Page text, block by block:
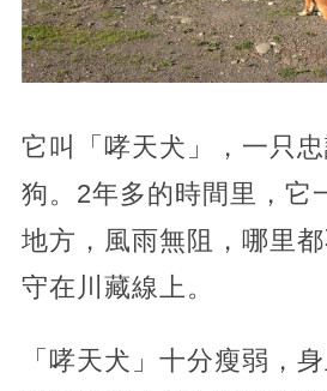
它叫「哮天犬」，一只
狗。2年多的時間里，它
地方，風雨無阻，哪里
守在川藏線上。
「哮天犬」十分瘦弱，